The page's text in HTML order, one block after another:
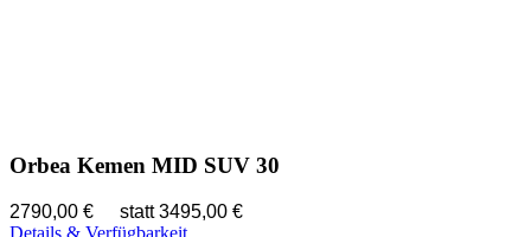
Orbea Kemen MID SUV 30
2790,00 €
statt 3495,00 €
Details & Verfügbarkeit